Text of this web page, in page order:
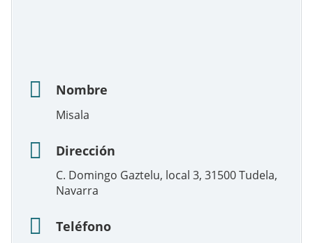
Nombre
Misala
Dirección
C. Domingo Gaztelu, local 3, 31500 Tudela,
Navarra
Teléfono